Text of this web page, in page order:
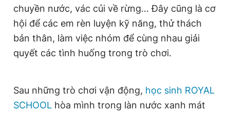
chuyền nước, vác củi về rừng… Đây cũng là cơ
hội để các em rèn luyện kỹ năng, thử thách
bản thân, làm việc nhóm để cùng nhau giải
quyết các tình huống trong trò chơi.
Sau những trò chơi vận động, học sinh ROYAL
SCHOOL hòa mình trong làn nước xanh mát